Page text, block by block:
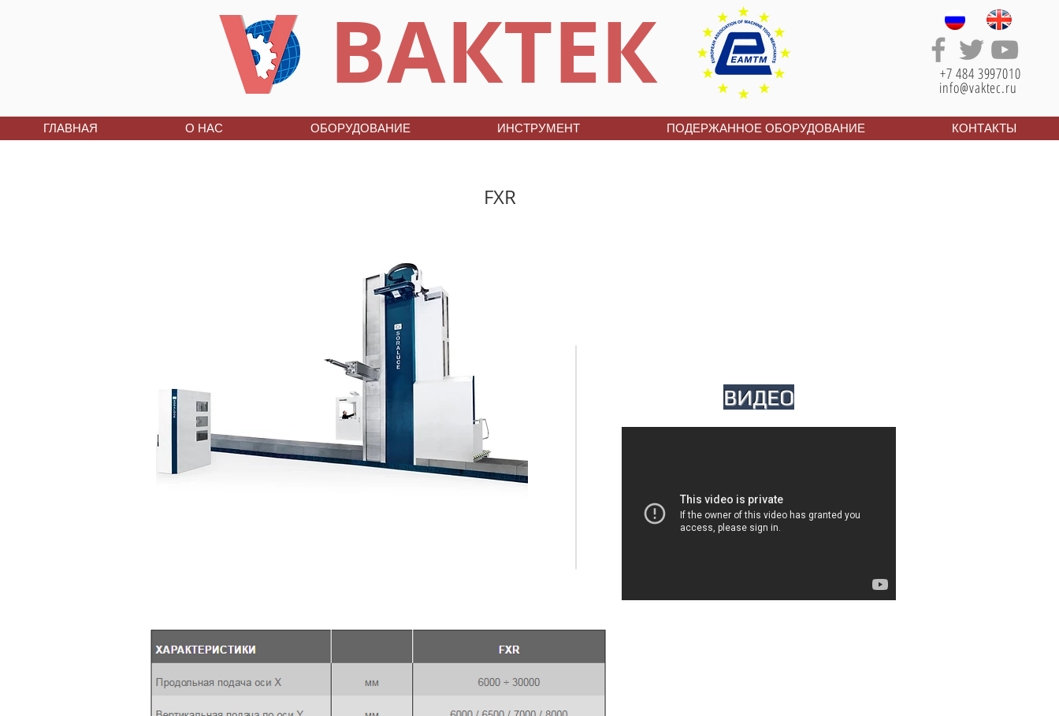
ВАКТЕК +7 484 3997010
info@vaktec.ru
ГЛАВНАЯ О НАС ОБОРУДОВАНИЕ ИНСТРУМЕНТ ПОДЕРЖАННОЕ ОБОРУДОВАНИЕ КОНТАКТЫ
FXR
ВИДЕО